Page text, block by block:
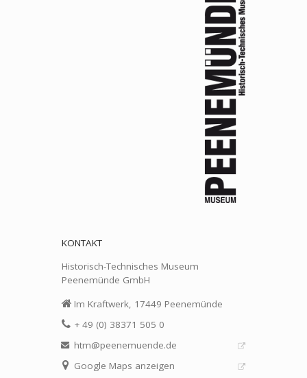
KONTAKT
Historisch-Technisches Museum
Peenemünde GmbH
Im Kraftwerk, 17449 Peenemünde
+ 49 (0) 38371 505 0
htm@peenemuende.de
Google Maps anzeigen